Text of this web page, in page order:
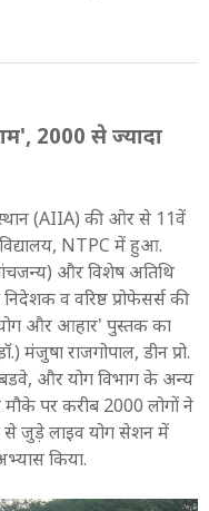
2000 से ज्यादा
(AIIA) की ओर से 11वें
विद्यालय, NTPC में हुआ.
और विशेष अतिथि
व वरिष्ठ प्रोफेसर्स की
योग और आहार' पुस्तक का
मंजुषा राजगोपाल, डीन प्रो.
बडवे, और योग विभाग के अन्य
मौके पर करीब 2000 लोगों ने
से जुड़े लाइव योग सेशन में
किया.